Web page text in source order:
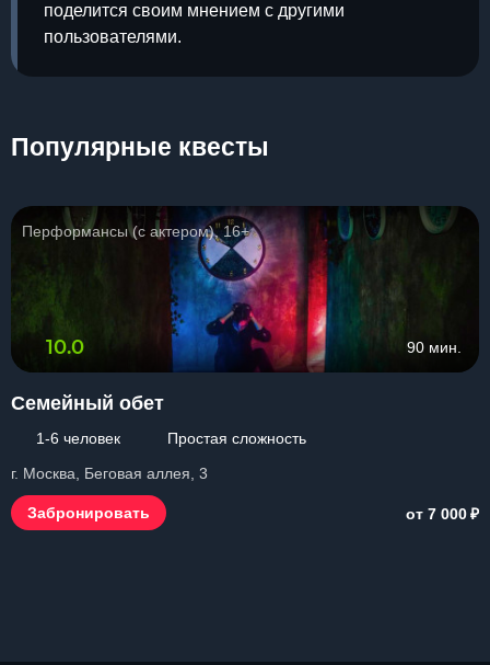
поделится своим мнением с другими
пользователями.
Популярные квесты
Перформансы (с актером), 16+
10.0 90 мин.
Семейный обет
1-6 человек
Простая сложность
г. Москва, Беговая аллея, 3
Забронировать от 7 000₽